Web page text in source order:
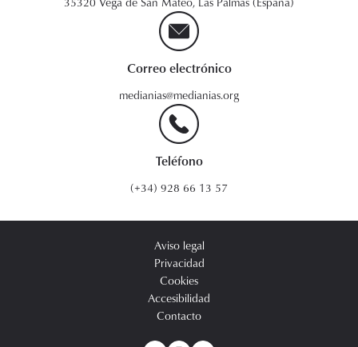
Correo electrónico
medianias@medianias.org
Teléfono
(+34) 928 66 13 57
Aviso legal
Privacidad
Cookies
Accesibilidad
Contacto